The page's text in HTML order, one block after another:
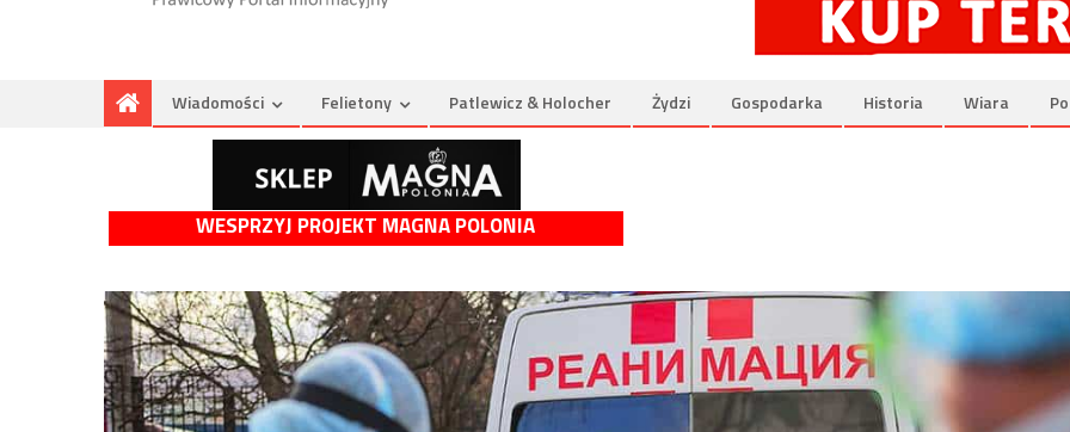
Wiadomości Felietony Patlewicz & Holocher Żydzi Gospodarka Historia Wiara
WESPRZYJ PROJEKT MAGNA POLONIA